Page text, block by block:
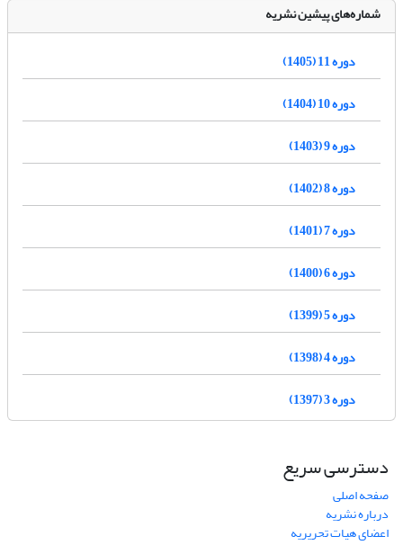
شماره‌های پیشین نشریه
دوره 11 (1405)
دوره 10 (1404)
دوره 9 (1403)
دوره 8 (1402)
دوره 7 (1401)
دوره 6 (1400)
دوره 5 (1399)
دوره 4 (1398)
دوره 3 (1397)
دسترسی سریع
صفحه اصلی
درباره نشریه
اعضای هیات تحریریه